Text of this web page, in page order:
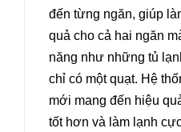
đến từng ngăn, giúp
quả cho cả hai ngăn
năng như những tủ
chỉ có một quạt. Hệ
mới mang đến hiệu
tốt hơn và làm lạnh